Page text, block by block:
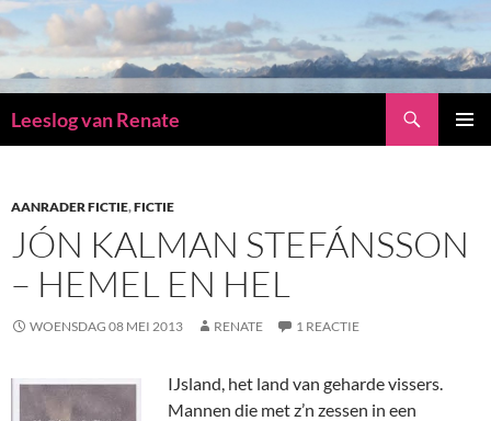
Leeslog van Renate
INHOUD
AANRADER FICTIE,FICTIE
JÓN KALMAN STEFÁNSSON
– HEMEL EN HEL
WOENSDAG 08 MEI 2013 RENATE 1 REACTIE
IJsland, het land van geharde vissers.
Mannen die met z’n zessen in een